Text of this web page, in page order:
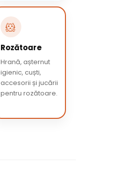
🐹
Rozătoare
Hrană, așternut
igienic, cuști,
accesorii și jucării
pentru rozătoare.